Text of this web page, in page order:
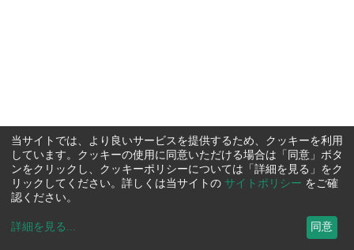
当サイトでは、より良いサービスを提供するため、クッキーを利用
しています。クッキーの使用に同意いただける場合は「同意」ボタ
ンをクリックし、クッキーポリシーについては「詳細を見る」をク
リックしてください。詳しくは当サイトの サイトポリシー をご確
認ください。
詳細を見る ... 同意